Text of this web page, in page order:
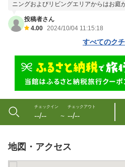
ニングおよびリビングエリアからはお庭
投稿者さん
4.00 2024/10/04 11:15:18
すべてのク
チェックイン
--/-- 〜
チェックアウト
--/--
地図・アクセス